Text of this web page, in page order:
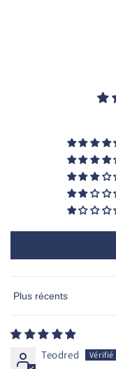
Sort by
Teodred